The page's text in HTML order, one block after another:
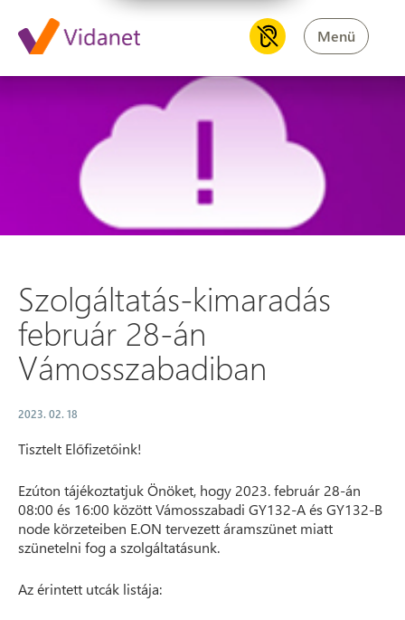
Menü
Szolgáltatás-kimaradás
Szolgáltatás-kimaradás
február 28-án
Vámosszabadiban
2023. 02. 18
Tisztelt Előfizetőink!
Ezúton tájékoztatjuk Önöket, hogy 2023. február 28-án
08:00 és 16:00 között Vámosszabadi GY132-A és GY132-B
node körzeteiben E.ON tervezett áramszünet miatt
szünetelni fog a szolgáltatásunk.
Az érintett utcák listája: